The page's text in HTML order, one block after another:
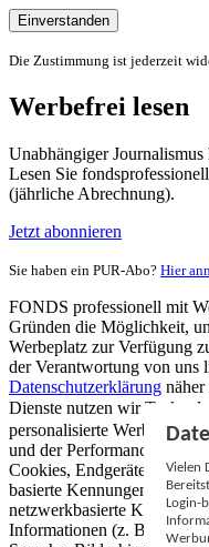
Einverstanden
Die Zustimmung ist jederzeit
Werbefrei lesen
Unabhängiger Journalismus
Lesen Sie
(jährliche Abrechnung).
Jetzt abonnieren
Sie haben ein PUR-Abo? Hier
FONDS professionell mit
Gründen die Möglichkeit,
Werbeplatz zur Verfügung
der Verantwortung von uns
Datenschutzerklärung
Dienste nutzen wir
personalisierte Werbung
und der Performance von
Cookies, Endgeräte- oder
basierte Kennungen,
netzwerkbasierte
Informationen (z. B.
Vielen
Login-